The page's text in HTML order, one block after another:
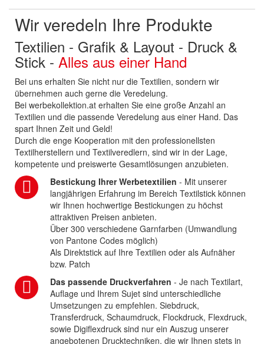
Wir veredeln Ihre Produkte
Textilien - Grafik & Layout - Druck &
Stick - Alles aus einer Hand
Bei uns erhalten Sie nicht nur die Textilien, sondern wir
übernehmen auch gerne die Veredelung.
Bei werbekollektion.at erhalten Sie eine große Anzahl an
Textilien und die passende Veredelung aus einer Hand. Das
spart Ihnen Zeit und Geld!
Durch die enge Kooperation mit den professionellsten
Textilherstellern und Textilveredlern, sind wir in der Lage,
kompetente und preiswerte Gesamtlösungen anzubieten.
Bestickung Ihrer Werbetextilien - Mit unserer
langjährigen Erfahrung im Bereich Textilstick können
wir Ihnen hochwertige Bestickungen zu höchst
attraktiven Preisen anbieten.
Über 300 verschiedene Garnfarben (Umwandlung
von Pantone Codes möglich)
Als Direktstick auf Ihre Textilien oder als Aufnäher
bzw. Patch
Das passende Druckverfahren - Je nach Textilart,
Auflage und Ihrem Sujet sind unterschiedliche
Umsetzungen zu empfehlen. Siebdruck,
Transferdruck, Schaumdruck, Flockdruck, Flexdruck,
sowie Digiflexdruck sind nur ein Auszug unserer
angebotenen Drucktechniken, die wir Ihnen stets in